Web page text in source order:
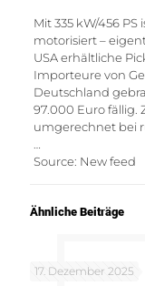
Mit 335 kW/456
motorisiert –
USA erhältliche
Importeure von
Deutschland
97.000 Euro fällig.
umgerechnet bei
Source: New feed
Ähnliche Beiträge
17. Dezember 2025